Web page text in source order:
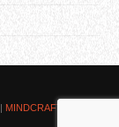
MINDCRAFTED BY